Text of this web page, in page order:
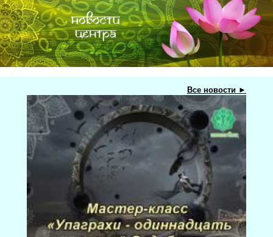
Все новости ►